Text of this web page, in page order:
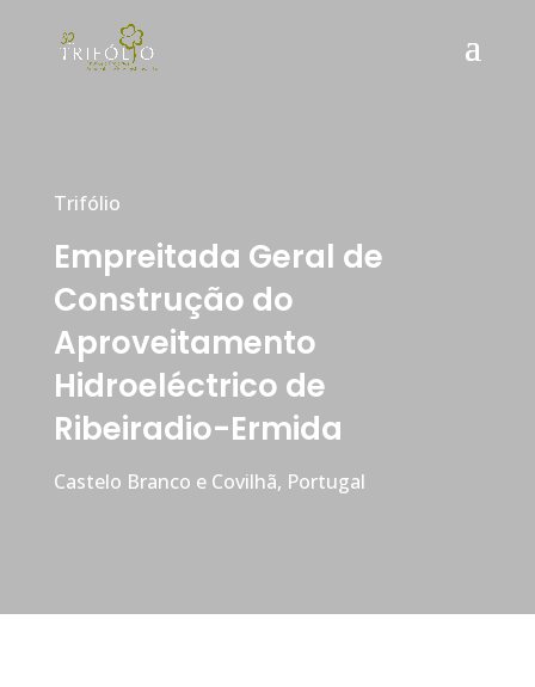
Trifólio
Empreitada Geral de
Construção do
Aproveitamento
Hidroeléctrico de
Ribeiradio-Ermida
Castelo Branco e Covilhã, Portugal